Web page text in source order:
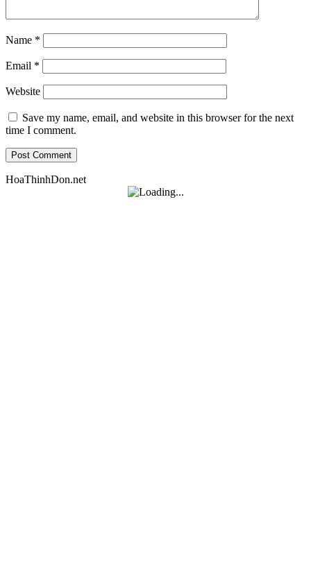
Name *
Email *
Website
Save my name, email, and website in this browser for the next
time I comment.
HoaThinhDon.net